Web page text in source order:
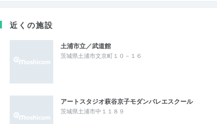
近くの施設
土浦市立／武道館
茨城県土浦市文京町１０－１６
アートスタジオ萩谷京子モダンバレエスクール
茨城県土浦市中１１８９